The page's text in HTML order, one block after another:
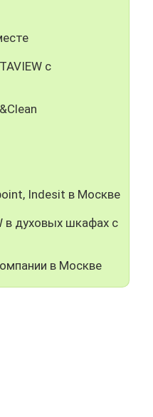
с
Indesit в Москве
в духовых шкафах с
в Москве